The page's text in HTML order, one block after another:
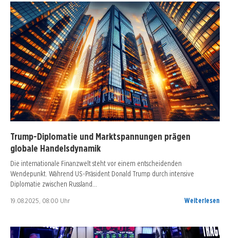
Trump-Diplomatie und Marktspannungen prägen
globale Handelsdynamik
Die internationale Finanzwelt steht vor einem entscheidenden
Wendepunkt. Während US-Präsident Donald Trump durch intensive
Diplomatie zwischen Russland…
19.08.2025, 08:00 Uhr Weiterlesen